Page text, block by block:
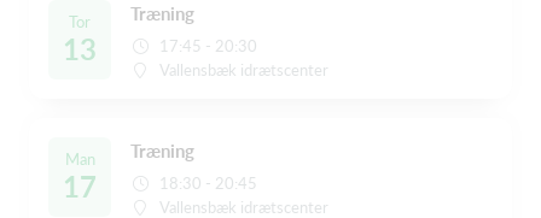
Tor
13
Træning
17:45 - 20:30
Vallensbæk idrætscenter
Man
17
Træning
18:30 - 20:45
Vallensbæk idrætscenter